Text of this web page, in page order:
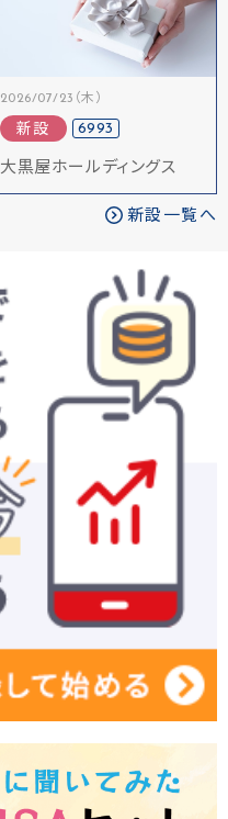
2026/07/23（木）
新設 6993
大黒屋ホールディングス
新設一覧へ